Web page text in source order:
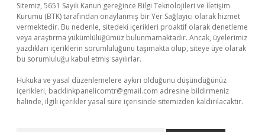
Sitemiz, 5651 Sayılı Kanun gereğince Bilgi Teknolojileri ve İletişim
Kurumu (BTK) tarafından onaylanmış bir Yer Sağlayıcı olarak hizmet
vermektedir. Bu nedenle, sitedeki içerikleri proaktif olarak denetleme
veya araştırma yükümlülüğümüz bulunmamaktadır. Ancak, üyelerimiz
yazdıkları içeriklerin sorumluluğunu taşımakta olup, siteye üye olarak
bu sorumluluğu kabul etmiş sayılırlar.
Hukuka ve yasal düzenlemelere aykırı olduğunu düşündüğünüz
içerikleri, backlinkpanelicomtr@gmail.com adresine bildirmeniz
halinde, ilgili içerikler yasal süre içerisinde sitemizden kaldırılacaktır.